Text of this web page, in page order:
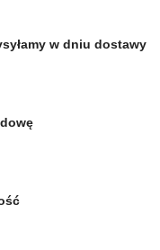
w dniu dostawy